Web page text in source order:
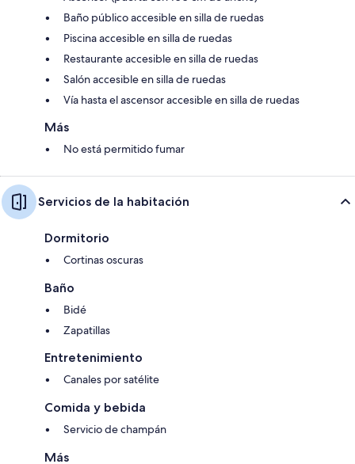
Baño público accesible en silla de ruedas
Piscina accesible en silla de ruedas
Restaurante accesible en silla de ruedas
Salón accesible en silla de ruedas
Vía hasta el ascensor accesible en silla de ruedas
Más
No está permitido fumar
Servicios de la habitación
Dormitorio
Cortinas oscuras
Baño
Bidé
Zapatillas
Entretenimiento
Canales por satélite
Comida y bebida
Servicio de champán
Más